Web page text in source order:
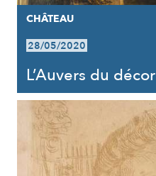
CHÂTEAU
28/05/2020
L’Auvers du décor